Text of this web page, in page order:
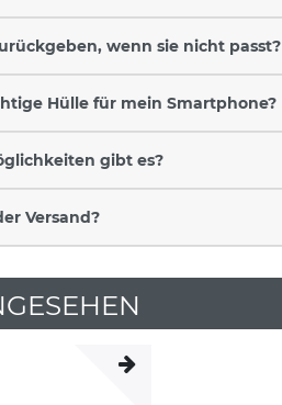
wenn sie nicht passt?
Hülle für mein Smartphone?
gibt es?
Versand?